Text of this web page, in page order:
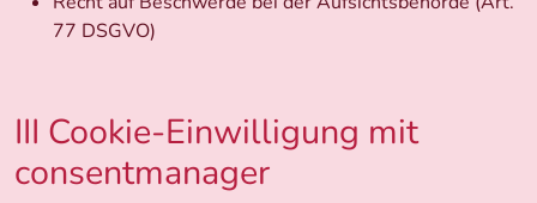
77 DSGVO)
III Cookie-Einwilligung mit
consentmanager